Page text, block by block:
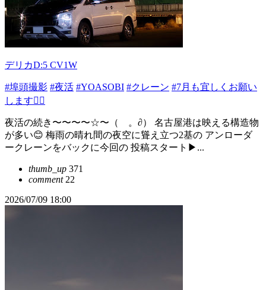
デリカD:5 CV1W
#埠頭撮影 #夜活 #YOASOBI #クレーン #7月も宜しくお願い
します🙇‍♂️
夜活の続き〜〜〜〜☆〜（ゝ。∂） 名古屋港は映える構造物
が多い😊 梅雨の晴れ間の夜空に聳え立つ2基の アンローダ
ークレーンをバックに今回の 投稿スタート▶...
thumb_up 371
comment22
2026/07/09 18:00